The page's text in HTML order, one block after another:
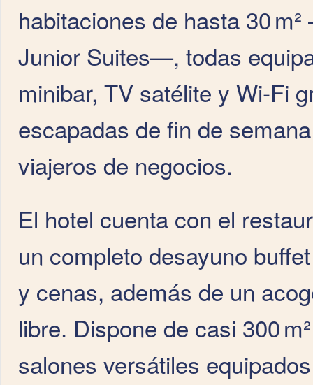
habitaciones de hasta 30
Junior Suites—, todas
minibar, TV satélite y Wi‑Fi
escapadas de fin de
viajeros de negocios.
El hotel cuenta con el
un completo desayuno
y cenas, además de un
libre. Dispone de casi 300
salones versátiles